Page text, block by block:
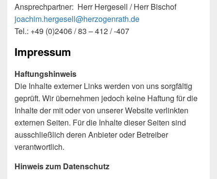
Ansprechpartner: Herr Hergesell / Herr Bischof
joachim.hergesell@herzogenrath.de
Tel.: +49 (0)2406 / 83 – 412 / -407
Impressum
Haftungshinweis
Die Inhalte externer Links werden von uns sorgfältig
geprüft. Wir übernehmen jedoch keine Haftung für die
Inhalte der mit oder von unserer Website verlinkten
externen Seiten. Für die Inhalte dieser Seiten sind
ausschließlich deren Anbieter oder Betreiber
verantwortlich.
Hinweis zum Datenschutz